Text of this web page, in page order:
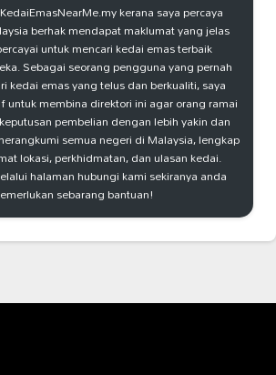
kerana saya percaya
berhak mendapat maklumat yang jelas
untuk mencari kedai emas terbaik
Sebagai seorang pengguna yang pernah
kedai emas yang telus dan berkualiti, saya
untuk membina direktori ini agar orang ramai
pembelian dengan lebih yakin dan
semua negeri di Malaysia, lengkap
lokasi, perkhidmatan, dan ulasan kedai.
halaman hubungi kami sekiranya anda
sebarang bantuan!